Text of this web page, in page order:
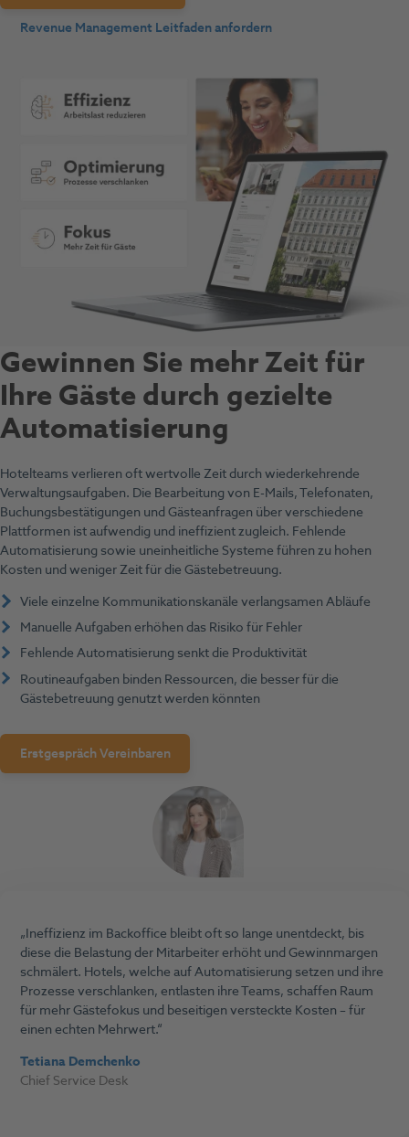
Revenue Management Leitfaden anfordern
Gewinnen Sie mehr Zeit für
Ihre Gäste durch gezielte
Automatisierung
Hotelteams verlieren oft wertvolle Zeit durch wiederkehrende
Verwaltungsaufgaben. Die Bearbeitung von E-Mails, Telefonaten,
Buchungsbestätigungen und Gästeanfragen über verschiedene
Plattformen ist aufwendig und ineffizient zugleich. Fehlende
Automatisierung sowie uneinheitliche Systeme führen zu hohen
Kosten und weniger Zeit für die Gästebetreuung.
Viele einzelne Kommunikationskanäle verlangsamen Abläufe
Manuelle Aufgaben erhöhen das Risiko für Fehler
Fehlende Automatisierung senkt die Produktivität
Routineaufgaben binden Ressourcen, die besser für die
Gästebetreuung genutzt werden könnten
Erstgespräch Vereinbaren
Ineffizienz im Backoffice bleibt oft so lange unentdeckt, bis
diese die Belastung der Mitarbeiter erhöht und Gewinnmargen
schmälert. Hotels, welche auf Automatisierung setzen und ihre
Prozesse verschlanken, entlasten ihre Teams, schaffen Raum
für mehr Gästefokus und beseitigen versteckte Kosten – für
einen echten Mehrwert.
Tetiana Demchenko
Chief Service Desk